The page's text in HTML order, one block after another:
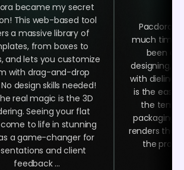
became my secret
This web-based tool
a massive library of
from boxes to
and lets you customize
with drag-and-drop
design skills needed!
real magic is the 3D
Seeing your flat
to life in stunning
a game-changer for
and client
feedback ...
Pacdora
much time
been
designing,
with
is the easy
the
packaging
renders that
the